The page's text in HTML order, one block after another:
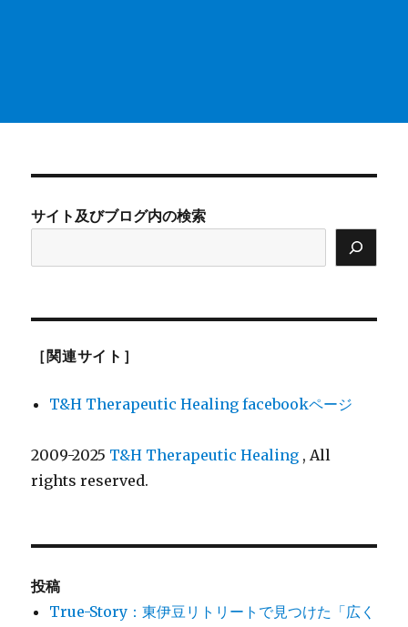
サイト及びブログ内の検索
［関連サイト］
T&H Therapeutic Healing facebookページ
2009-2025 T&H Therapeutic Healing , All
rights reserved.
投稿
True-Story：東伊豆リトリートで見つけた「広く